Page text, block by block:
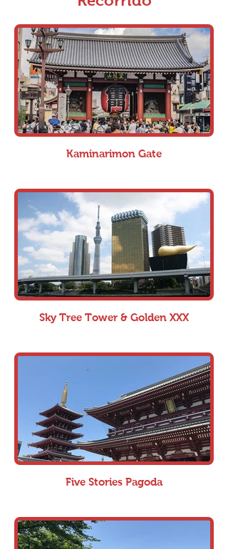
Kaminarimon Gate
Sky Tree Tower & Golden XXX
Five Stories Pagoda